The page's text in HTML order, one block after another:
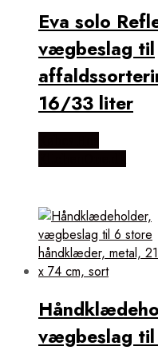
Eva solo
vægbeslag til
16/33 liter
vægbeslag